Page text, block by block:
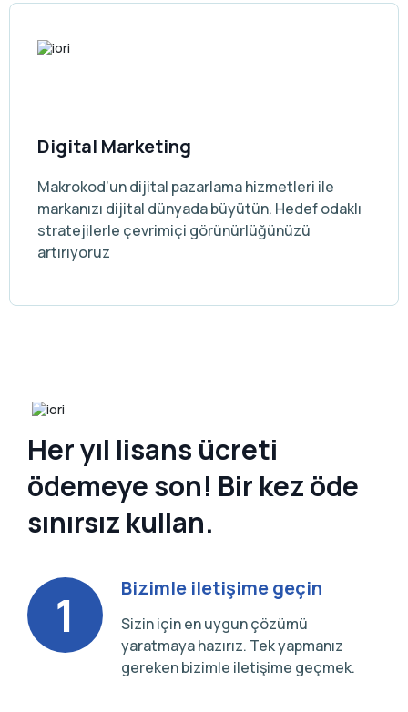
Digital Marketing
Makrokod’un dijital pazarlama hizmetleri ile
markanızı dijital dünyada büyütün. Hedef odaklı
stratejilerle çevrimiçi görünürlüğünüzü
artırıyoruz
Her yıl lisans ücreti
ödemeye son! Bir kez öde
sınırsız kullan.
1 Bizimle iletişime geçin
Sizin için en uygun çözümü
yaratmaya hazırız. Tek yapmanız
gereken bizimle iletişime geçmek.